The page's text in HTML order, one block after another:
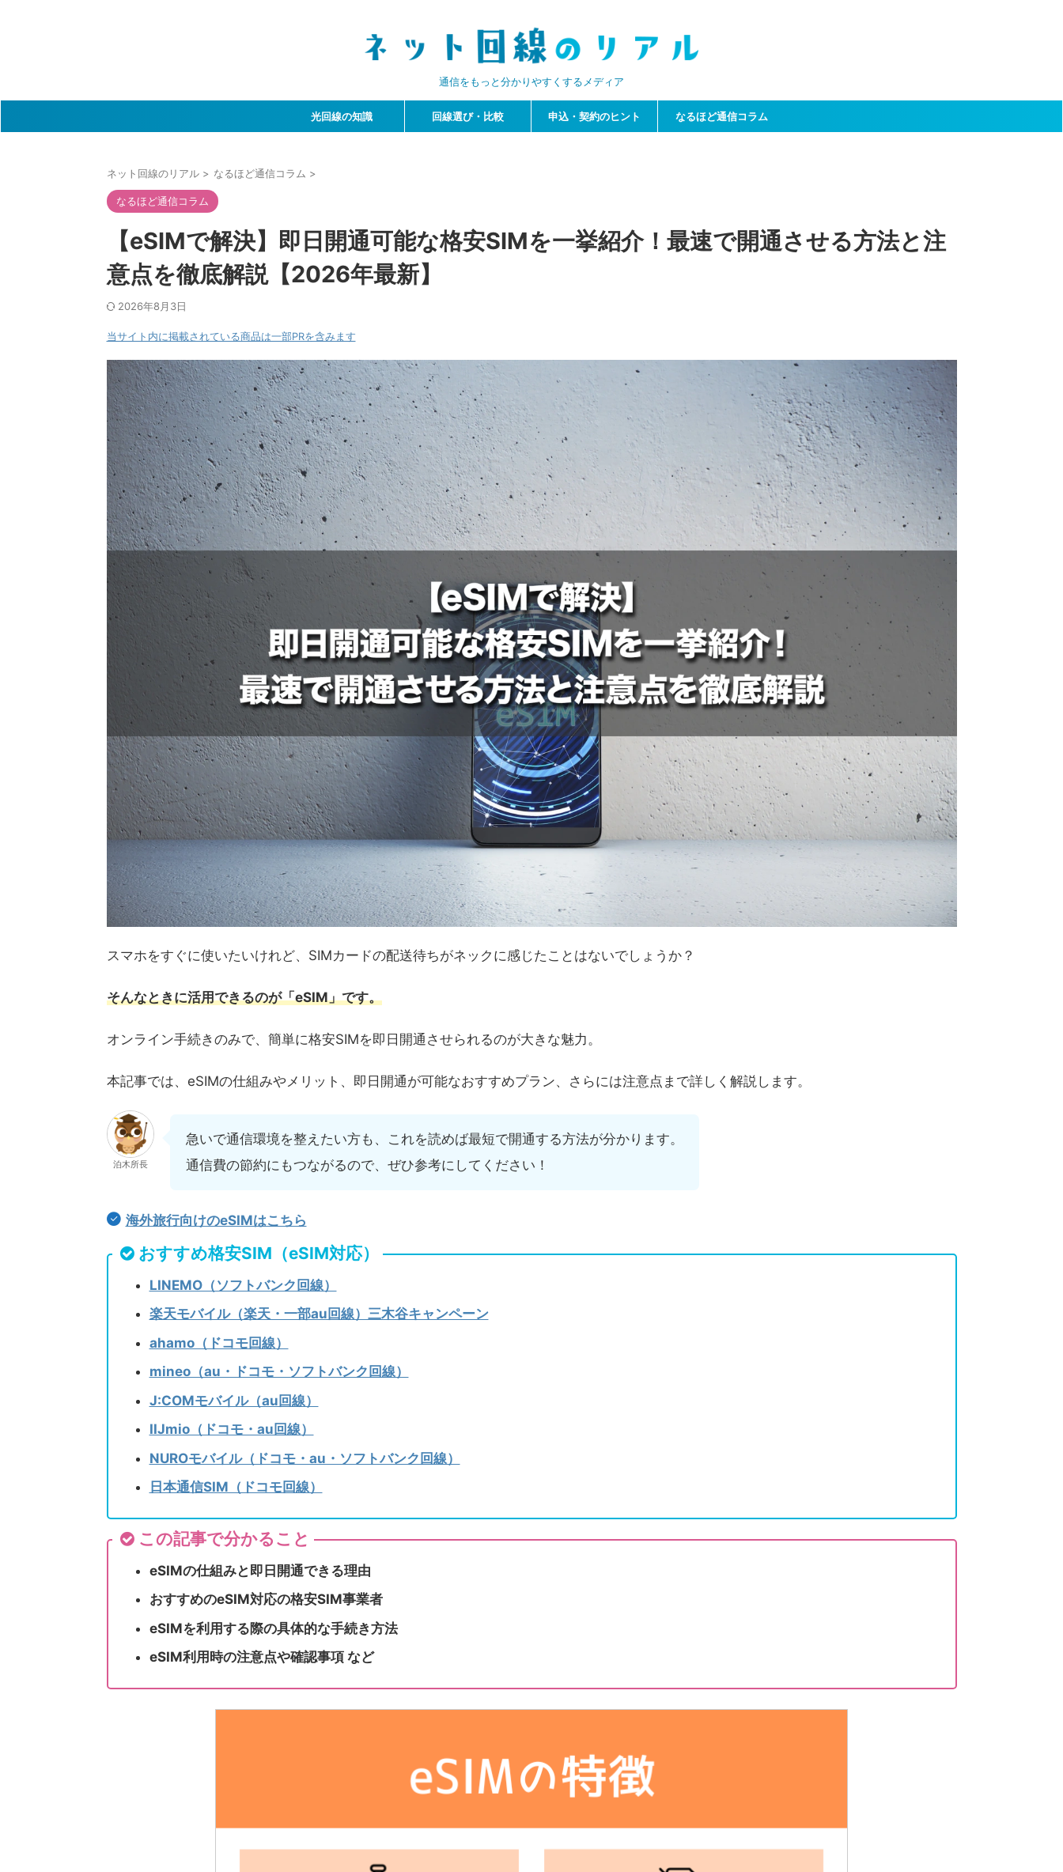
通信をもっと分かりやすくするメディア
光回線の知識 回線選び・比較 申込・契約のヒント なるほど通信コラム
ネット回線のリアル > なるほど通信コラム >
なるほど通信コラム
【eSIMで解決】即日開通可能な格安SIMを一挙紹介！最速で開通させる方法と注
意点を徹底解説【2026年最新】
2026年8月3日
当サイト内に掲載されている商品は一部PRを含みます
スマホをすぐに使いたいけれど、SIMカードの配送待ちがネックに感じたことはないでしょうか？
そんなときに活用できるのが「eSIM」です。
オンライン手続きのみで、簡単に格安SIMを即日開通させられるのが大きな魅力。
本記事では、eSIMの仕組みやメリット、即日開通が可能なおすすめプラン、さらには注意点まで詳しく解説します。
泊木所長
急いで通信環境を整えたい方も、これを読めば最短で開通する方法が分かります。
通信費の節約にもつながるので、ぜひ参考にしてください！
海外旅行向けのeSIMはこちら
おすすめ格安SIM（eSIM対応）
LINEMO（ソフトバンク回線）
楽天モバイル（楽天・一部au回線）三木谷キャンペーン
ahamo（ドコモ回線）
mineo（au・ドコモ・ソフトバンク回線）
J:COMモバイル（au回線）
IIJmio（ドコモ・au回線）
NUROモバイル（ドコモ・au・ソフトバンク回線）
日本通信SIM（ドコモ回線）
この記事で分かること
eSIMの仕組みと即日開通できる理由
おすすめのeSIM対応の格安SIM事業者
eSIMを利用する際の具体的な手続き方法
eSIM利用時の注意点や確認事項 など